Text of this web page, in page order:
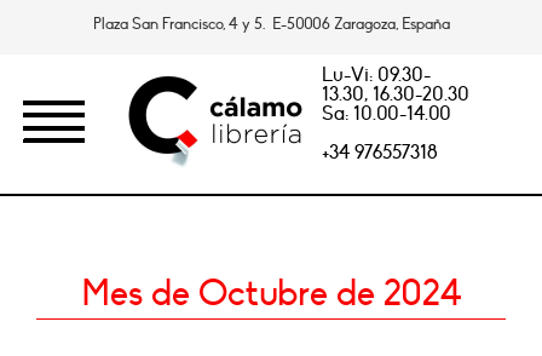
Plaza San Francisco, 4 y 5. E-50006 Zaragoza, España
Lu-Vi: 09.30-
13.30, 16.30-20.30
Sa: 10.00-14.00
+34 976557318
Mes de Octubre de 2024